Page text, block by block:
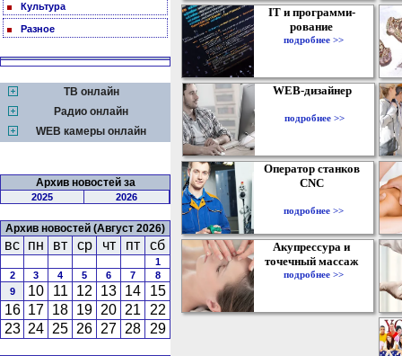
Культура
Разное
ТВ онлайн
Радио онлайн
WEB камеры онлайн
Архив новостей за
2025 2026
Архив новостей (Август 2026)
вс пн вт ср чт пт сб
1
2
3 4 5 6 7
8
9
10 11 12 13 14
15
16 17 18 19 20 21
22
23 24 25 26 27 28 29
IT и программи-
рование
подробнее >>
WEB-дизайнер
подробнее >>
Оператор станков
CNC
подробнее >>
Акупрессура и
точечный массаж
подробнее >>